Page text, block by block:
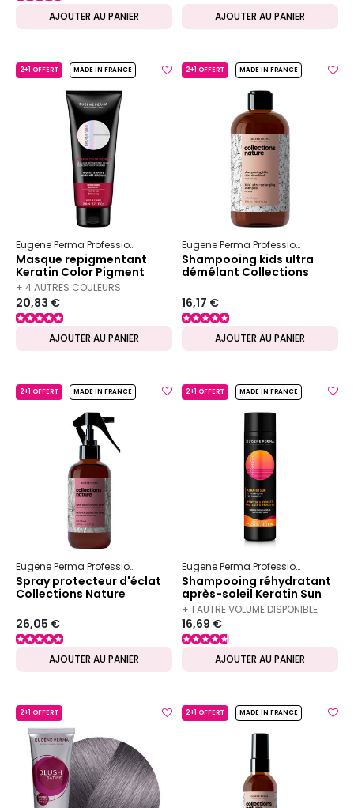
AJOUTER AU PANIER AJOUTER AU PANIER
2+1 OFFERT MADE IN FRANCE
Eugene Perma Professionnel Essentiel Keratin Color
Masque repigmentant
Keratin Color Pigment
rouge
+ 4 AUTRES COULEURS
DISPONIBLES
20,83 €
AJOUTER AU PANIER
2+1 OFFERT MADE IN FRANCE
Eugene Perma Professionnel
Shampooing kids ultra
démêlant Collections
16,17 €
AJOUTER AU PANIER
2+1 OFFERT MADE IN FRANCE
Eugene Perma Professionnel Collections Nature Couleur
Spray protecteur d'éclat
Collections Nature
26,05 €
AJOUTER AU PANIER
2+1 OFFERT MADE IN FRANCE
Eugene Perma Professionnel
Shampooing réhydratant
après-soleil Keratin Sun
250 ml
+ 1 AUTRE VOLUME DISPONIBLE
16,69 €
AJOUTER AU PANIER
2+1 OFFERT 2+1 OFFERT MADE IN FRANCE